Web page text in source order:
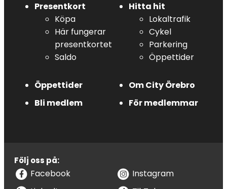
Presentkort
Köpa
Här fungerar
presentkortet
Saldo
Hitta hit
Lokaltrafik
Cykel
Parkering
Öppettider
Öppettider
Om City Örebro
Bli medlem
För medlemmar
Följ oss på:
Facebook
Instagram